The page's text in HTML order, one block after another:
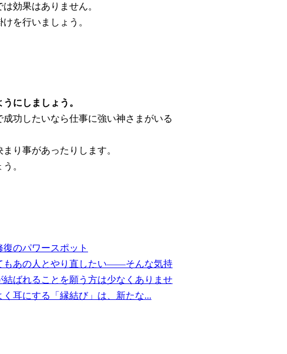
効果はありません。
を行いましょう。
にしましょう。
功したいなら仕事に強い神さまがいる
り事があったりします。
。
復のパワースポット
もあの人とやり直したい——そんな気持
ばれることを願う方は少なくありませ
耳にする「縁結び」は、新たな...